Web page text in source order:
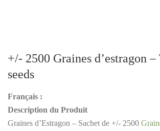
+/- 2500 Graines d’estragon
seeds
Français :
Description du Produit
Graines d’Estragon – Sachet de +/- 2500